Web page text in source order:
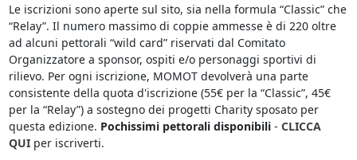
Le iscrizioni sono aperte sul sito, sia nella formula “Classic” che
“Relay”. Il numero massimo di coppie ammesse è di 220 oltre
ad alcuni pettorali “wild card” riservati dal Comitato
Organizzatore a sponsor, ospiti e/o personaggi sportivi di
rilievo. Per ogni iscrizione, MOMOT devolverà una parte
consistente della quota d'iscrizione (55€ per la “Classic”, 45€
per la “Relay”) a sostegno dei progetti Charity sposato per
questa edizione. Pochissimi pettorali disponibili- CLICCA
QUIper iscriverti.